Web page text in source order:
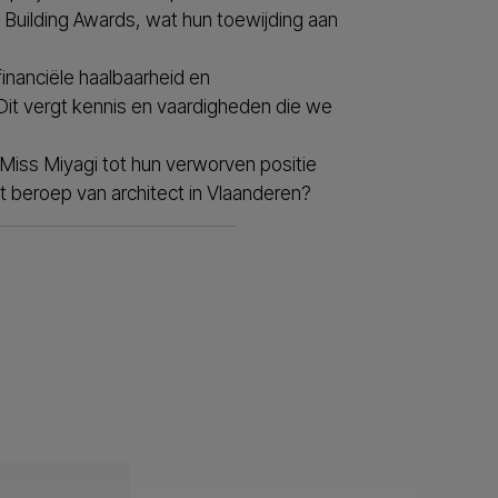
Awards, wat hun toewijding aan
haalbaarheid en
vergt kennis en vaardigheden die we
Miyagi tot hun verworven positie
van architect in Vlaanderen?